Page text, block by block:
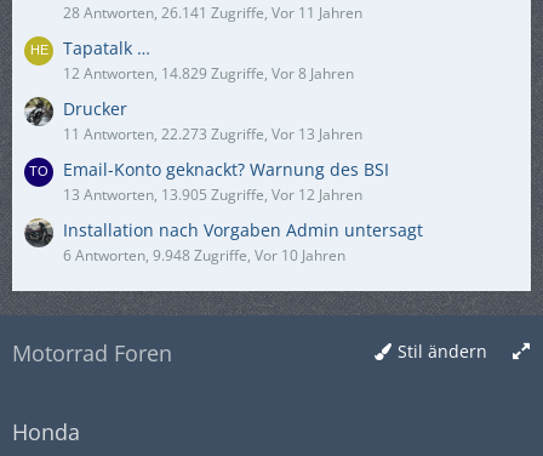
28 Antworten, 26.141 Zugriffe, Vor 11 Jahren
Tapatalk …
12 Antworten, 14.829 Zugriffe, Vor 8 Jahren
Drucker
11 Antworten, 22.273 Zugriffe, Vor 13 Jahren
Email-Konto geknackt? Warnung des BSI
13 Antworten, 13.905 Zugriffe, Vor 12 Jahren
Installation nach Vorgaben Admin untersagt
6 Antworten, 9.948 Zugriffe, Vor 10 Jahren
Stil ändern
Motorrad Foren
Honda